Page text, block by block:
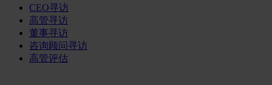
CEO寻访
高管寻访
董事寻访
咨询顾问寻访
高管评估